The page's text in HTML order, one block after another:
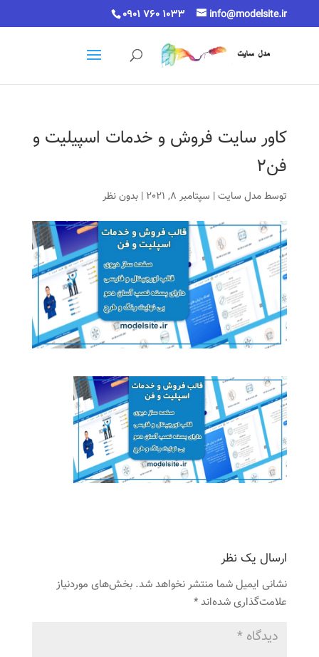
0901 760 1033 info@modelsite.ir
کاور سایت فروش و خدمات اسپیلیت و
فن2
توسطمدل سایت| سپتامبر 8, 2021 | بدون نظر
ارسال یک نظر
نشانی ایمیل شما منتشر نخواهد شد. بخش‌های موردنیاز
علامت‌گذاری شده‌اند*